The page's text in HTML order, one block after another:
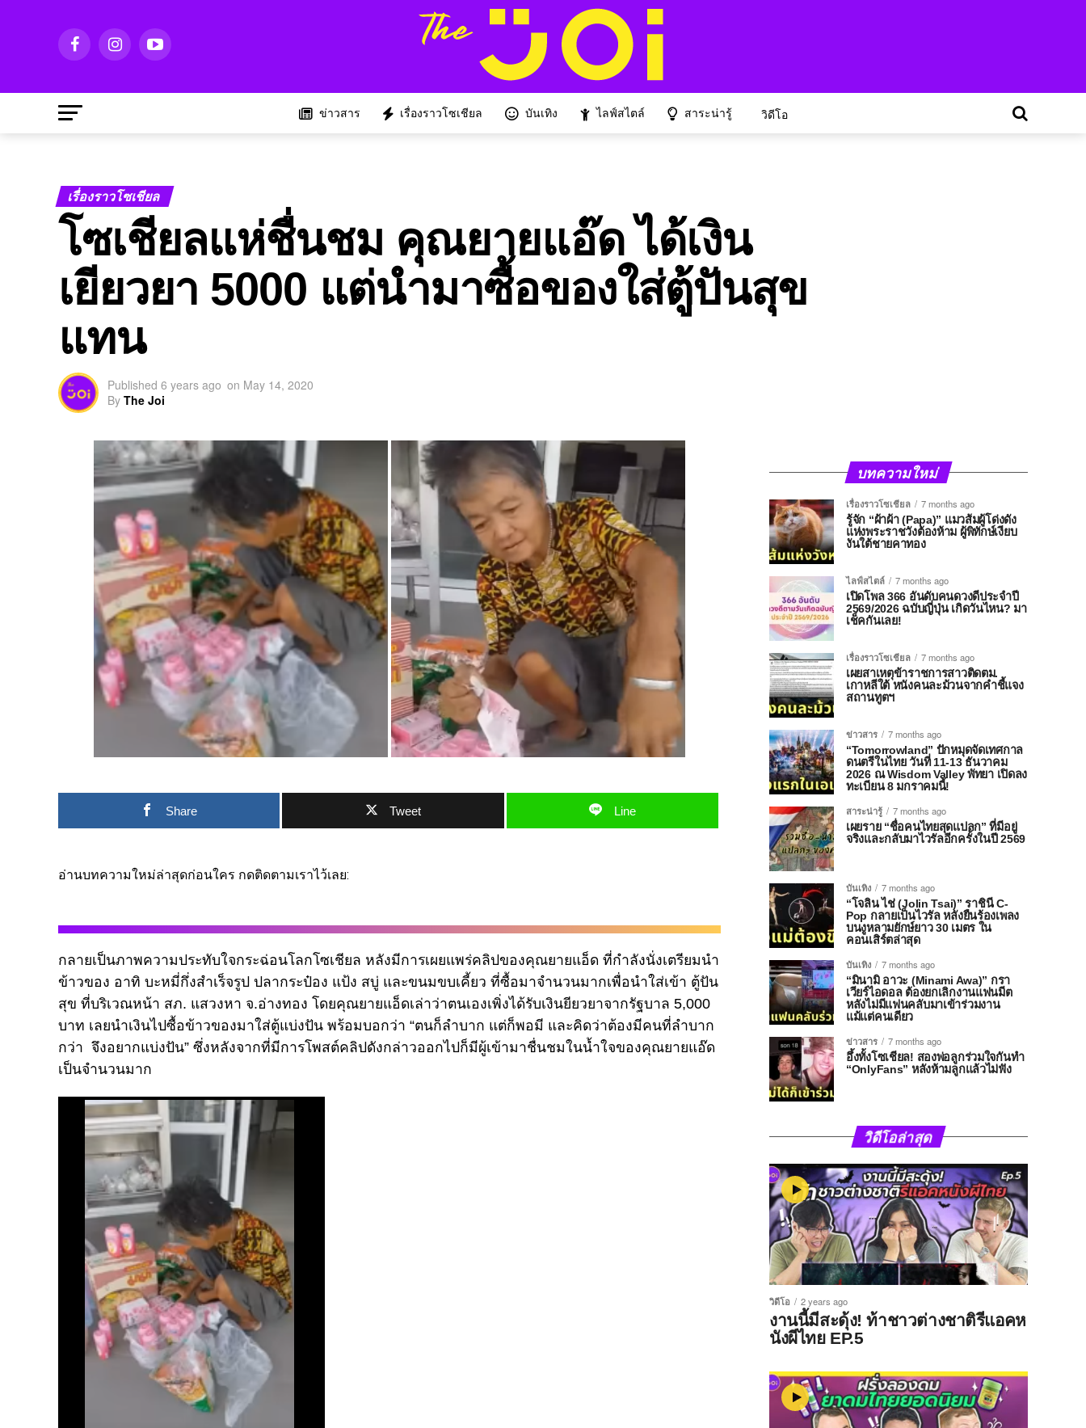
ข่าวสาร เรื่องราวโซเชียล บันเทิง ไลฟ์สไตล์ สาระน่ารู้ วิดีโอ
เรื่องราวโซเชียล
โซเชียลแห่ชื่นชม คุณยายแอ๊ด ได้เงิน
เยียวยา 5000 แต่นำมาซื้อของใส่ตู้ปันสุข
แทน
Published 6 years ago on May 14, 2020
By The Joi
Share Tweet Line
อ่านบทความใหม่ล่าสุดก่อนใคร กดติดตามเราไว้เลย:
กลายเป็นภาพความประทับใจกระฉ่อนโลกโซเชียล หลังมีการเผยแพร่คลิปของคุณยายแอ็ด ที่กำลังนั่งเตรียมนำ
ข้าวของ อาทิ บะหมี่กึ่งสำเร็จรูป ปลากระป๋อง แป้ง สบู่ และขนมขบเคี้ยว ที่ซื้อมาจำนวนมากเพื่อนำใส่เข้า ตู้ปัน
สุข ที่บริเวณหน้า สภ. แสวงหา จ.อ่างทอง โดยคุณยายแอ็ดเล่าว่าตนเองเพิ่งได้รับเงินยียวยาจากรัฐบาล 5,000
บาท เลยนำเงินไปซื้อข้าวของมาใส่ตู้แบ่งปัน พร้อมบอกว่า “ตนก็ลำบาก แต่ก็พอมี และคิดว่าต้องมีคนที่ลำบาก
กว่า จึงอยากแบ่งปัน” ซึ่งหลังจากที่มีการโพสต์คลิปดังกล่าวออกไปก็มีผู้เข้ามาชื่นชมในน้ำใจของคุณยายแอ๊ด
เป็นจำนวนมาก
บทความใหม่
เรื่องราวโซเชียล
7 months ago
รู้จัก “ผ้าผ้า (Papa)” แมวส้มผู้โด่งดัง
แห่งพระราชวังต้องห้าม ผู้พิทักษ์เงียบ
งันใต้ชายคาทอง
ไลฟ์สไตล์
7 months ago
เปิดโพล 366 อันดับคนดวงดีประจำปี
2569/2026 ฉบับญี่ปุ่น เกิดวันไหน? มา
เช็คกันเลย!
เรื่องราวโซเชียล
7 months ago
เผยสาเหตุข้าราชการสาวติดตม.
เกาหลีใต้ หนังคนละม้วนจากคำชี้แจง
สถานทูตฯ
ข่าวสาร
7 months ago
“Tomorrowland” ปักหมุดจัดเทศกาล
ดนตรีในไทย วันที่ 11-13 ธันวาคม
2026 ณ Wisdom Valley พัทยา เปิดลง
ทะเบียน 8 มกราคมนี้!
สาระน่ารู้
7 months ago
เผยราย “ชื่อคนไทยสุดแปลก” ที่มีอยู่
จริงและกลับมาไวรัลอีกครั้งในปี 2569
บันเทิง
7 months ago
“โจลิน ไช่ (Jolin Tsai)” ราชินี C-
Pop กลายเป็นไวรัล หลังยืนร้องเพลง
บนงูหลามยักษ์ยาว 30 เมตร ใน
คอนเสิร์ตล่าสุด
บันเทิง
7 months ago
“มินามิ อาวะ (Minami Awa)” กรา
เวียร์ไอดอล ต้องยกเลิกงานแฟนมีต
หลังไม่มีแฟนคลับมาเข้าร่วมงาน
แม้แต่คนเดียว
ข่าวสาร
7 months ago
อึ้งทั้งโซเชียล! สองพ่อลูกร่วมใจกันทำ
“OnlyFans” หลังห้ามลูกแล้วไม่ฟัง
วิดีโอล่าสุด
วิดีโอ 2 years ago
งานนี้มีสะดุ้ง! ท้าชาวต่างชาติรีแอคห
นังผีไทย EP.5